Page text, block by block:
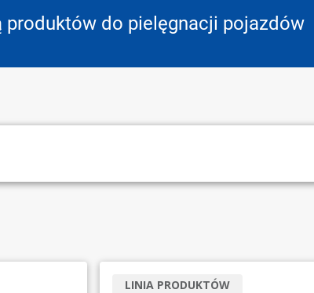
produktów do pielęgnacji pojazdów
LINIA PRODUKTÓW